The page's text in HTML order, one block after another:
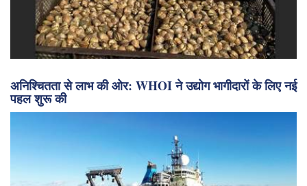
अनिश्चितता से लाभ की ओर: WHOI ने उद्योग भागीदारों के लिए नई
पहल शुरू की